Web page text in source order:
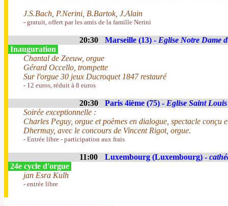
J.S.Bach, P.Nerini, B.Bartok, J.Alain
- gratuit, offert par les amis de la famille Nerini
20:30 Marseille (13) - Eglise Notre Dame
Inauguration
Chantal de Zeeuw, orgue
Gérard Occello, trompette
Sur l'orgue 30 jeux Ducroquet 1847 restauré
- 12 euros, réduit à 8 euros
20:30 Paris 4ième (75) - Eglise Saint
Soirée exceptionnelle :
Charles Peguy, orgue et poèmes en dialogue, spectacle conçu
Dhermay, avec le concours de Vincent Rigot, orgue.
- Entrée libre - participation aux frais
11:00 Luxembourg (Luxembourg) -
24e cycle d'orgue
jan Esra Kulh
- entrée libre